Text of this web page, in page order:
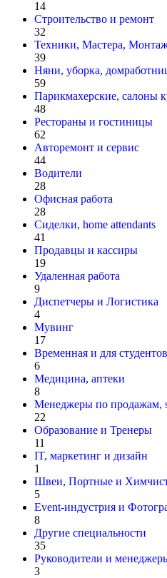
14
Строительство и ремонт
32
Техники, Мастера,
39
Няни, уборка,
59
Парикмахерские, салоны
48
Рестораны и гостиницы
62
Авторемонт и cервис
44
Водители
28
Офисная работа
28
Сиделки, home attendants
41
Продавцы и кассиры
19
Удаленная работа
9
Диспетчеры и Логистика
4
Мувинг
17
Временная и для студентов
6
Медицина, аптеки
8
Менеджеры по продажам,
22
Образование и Тренеры
11
IT, маркетинг и дизайн
1
Швеи, Портные и
5
Event-индустрия и
8
Другие специальности
35
Руководители и
3